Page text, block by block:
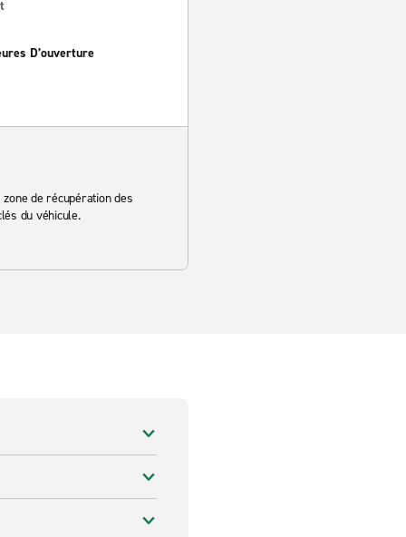
D’ouverture
de récupération des
du véhicule.